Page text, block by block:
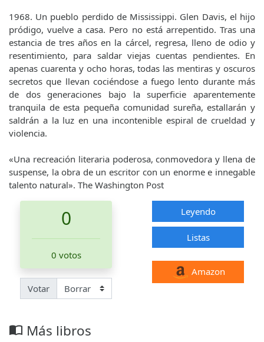
1968. Un pueblo perdido de Mississippi. Glen Davis, el hijo
pródigo, vuelve a casa. Pero no está arrepentido. Tras una
estancia de tres años en la cárcel, regresa, lleno de odio y
resentimiento, para saldar viejas cuentas pendientes. En
apenas cuarenta y ocho horas, todas las mentiras y oscuros
secretos que llevan cociéndose a fuego lento durante más
de dos generaciones bajo la superficie aparentemente
tranquila de esta pequeña comunidad sureña, estallarán y
saldrán a la luz en una incontenible espiral de crueldad y
violencia.
«Una recreación literaria poderosa, conmovedora y llena de
suspense, la obra de un escritor con un enorme e innegable
talento natural». The Washington Post
0
0 votos
Votar
Leyendo
Listas
Amazon
import_contacts Más libros